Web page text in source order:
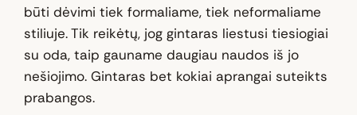
būti dėvimi tiek formaliame, tiek neformaliame
stiliuje. Tik reikėtų, jog gintaras liestusi tiesiogiai
su oda, taip gauname daugiau naudos iš jo
nešiojimo. Gintaras bet kokiai aprangai suteikts
prabangos.